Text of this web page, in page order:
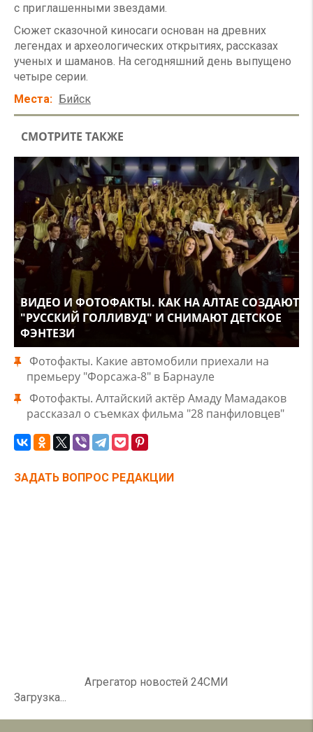
с приглашенными звездами.
Сюжет сказочной киносаги основан на древних
легендах и археологических открытиях, рассказах
ученых и шаманов. На сегодняшний день выпущено
четыре серии.
Места
Бийск
СМОТРИТЕ ТАКЖЕ
ВИДЕО И ФОТОФАКТЫ. КАК НА АЛТАЕ СОЗДАЮТ
"РУССКИЙ ГОЛЛИВУД" И СНИМАЮТ ДЕТСКОЕ
ФЭНТЕЗИ
Фотофакты. Какие автомобили приехали на
премьеру "Форсажа-8" в Барнауле
Фотофакты. Алтайский актёр Амаду Мамадаков
рассказал о съемках фильма "28 панфиловцев"
ЗАДАТЬ ВОПРОС РЕДАКЦИИ
Агрегатор новостей 24СМИ
Загрузка...